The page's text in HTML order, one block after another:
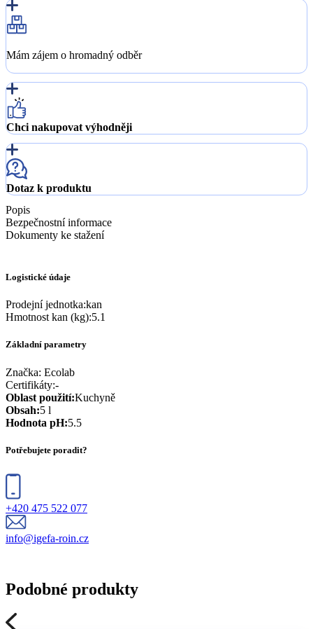
Mám zájem o hromadný odběr
Chci nakupovat výhodněji
Dotaz k produktu
Popis
Bezpečnostní informace
Dokumenty ke stažení
Logistické údaje
Prodejní jednotka:kan
Hmotnost kan (kg):5.1
Základní parametry
Značka: Ecolab
Certifikáty:-
Oblast použití:Kuchyně
Obsah:5 l
Hodnota pH:5.5
Potřebujete poradit?
+420 475 522 077
info@igefa-roin.cz
Podobné produkty